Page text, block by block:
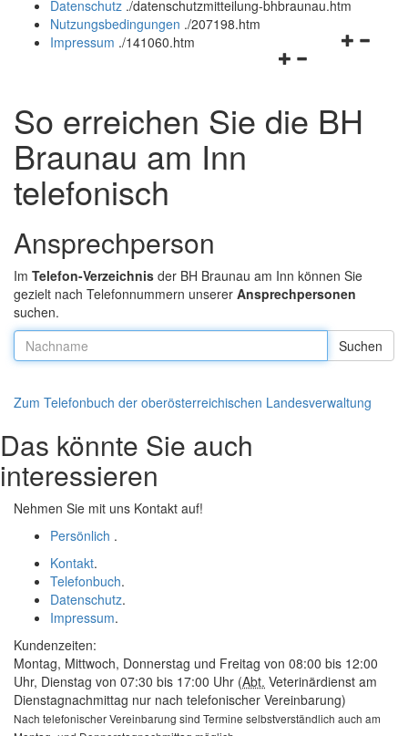
und
schließen
Datenschutz ./datenschutzmitteilung-bhbraunau.htm
Nutzungsbedingungen ./207198.htm
Navigationsmenü
schließen
Impressum ./141060.htm
So erreichen Sie die BH
Braunau am Inn
telefonisch
Ansprechperson
Im Telefon-Verzeichnis der BH Braunau am Inn können Sie
gezielt nach Telefonnummern unserer Ansprechpersonen
suchen.
Nachname:
Zum Telefonbuch der oberösterreichischen Landesverwaltung
Das könnte Sie auch
interessieren
Nehmen Sie mit uns Kontakt auf!
Persönlich .
Kontakt.
Telefonbuch.
Datenschutz.
Impressum.
Kundenzeiten:
Montag, Mittwoch, Donnerstag und Freitag von 08:00 bis 12:00
Uhr, Dienstag von 07:30 bis 17:00 Uhr (Abt. Veterinärdienst am
Dienstagnachmittag nur nach telefonischer Vereinbarung)
Nach telefonischer Vereinbarung sind Termine selbstverständlich auch am